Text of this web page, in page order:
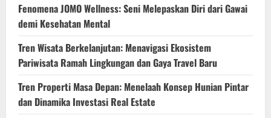
Fenomena JOMO Wellness: Seni Melepaskan Diri dari Gawai
demi Kesehatan Mental
Tren Wisata Berkelanjutan: Menavigasi Ekosistem
Pariwisata Ramah Lingkungan dan Gaya Travel Baru
Tren Properti Masa Depan: Menelaah Konsep Hunian Pintar
dan Dinamika Investasi Real Estate